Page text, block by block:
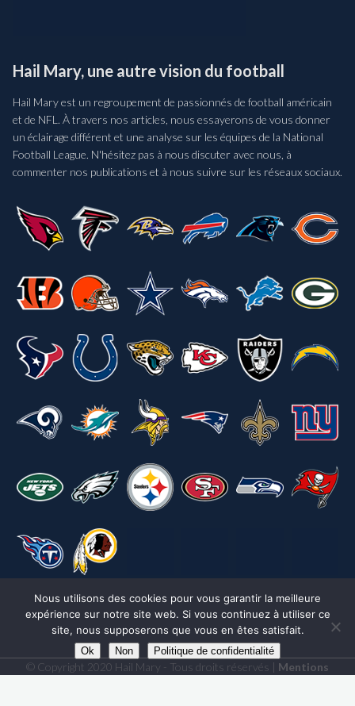
Hail Mary, une autre vision du football
Hail Mary est un regroupement de passionnés de football américain
et de NFL. À travers nos articles, nous essayerons de vous donner
un éclairage différent et une analyse sur les équipes de la National
Football League. N'hésitez pas à nous discuter avec nous, à
commenter nos publications et à nous suivre sur les réseaux sociaux.
© Copyright 2020 Hail Mary - Tous droits réservés | Mentions
Nous utilisons des cookies pour vous garantir la meilleure
expérience sur notre site web. Si vous continuez à utiliser ce
site, nous supposerons que vous en êtes satisfait.
Ok Non Politique de confidentialité